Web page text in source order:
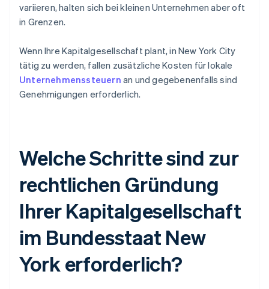
variieren, halten sich bei kleinen Unternehmen aber oft
in Grenzen.
Wenn Ihre Kapitalgesellschaft plant, in New York City
tätig zu werden, fallen zusätzliche Kosten für lokale
Unternehmenssteuern an und gegebenenfalls sind
Genehmigungen erforderlich.
Welche Schritte sind zur
rechtlichen Gründung
Ihrer Kapitalgesellschaft
im Bundesstaat New
York erforderlich?